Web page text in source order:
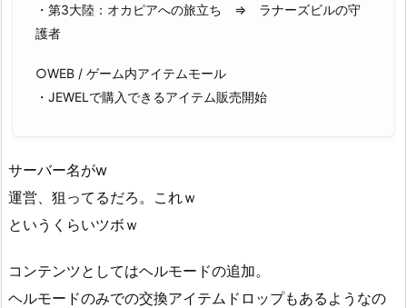
・第3大陸：オカピアへの旅立ち ⇒ ラナーズビルの守
護者
○WEB / ゲーム内アイテムモール
・JEWELで購入できるアイテム販売開始
サーバー名がw
運営、狙ってるだろ。これｗ
というくらいツボｗ
コンテンツとしてはヘルモードの追加。
ヘルモードのみでの交換アイテムドロップもあるようなの